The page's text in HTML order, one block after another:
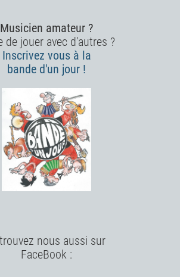
Musicien amateur ?
de jouer avec d'autres ?
Inscrivez vous à la
bande d'un jour !
nous aussi sur
FaceBook :